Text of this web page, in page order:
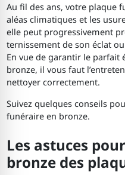
Au fil des ans, votre plaque
aléas climatiques et les
elle peut progressivement
ternissement de son éclat
En vue de garantir le parfait
bronze, il vous faut
nettoyer correctement.
Suivez quelques conseils
funéraire en bronze.
Les astuces
bronze des